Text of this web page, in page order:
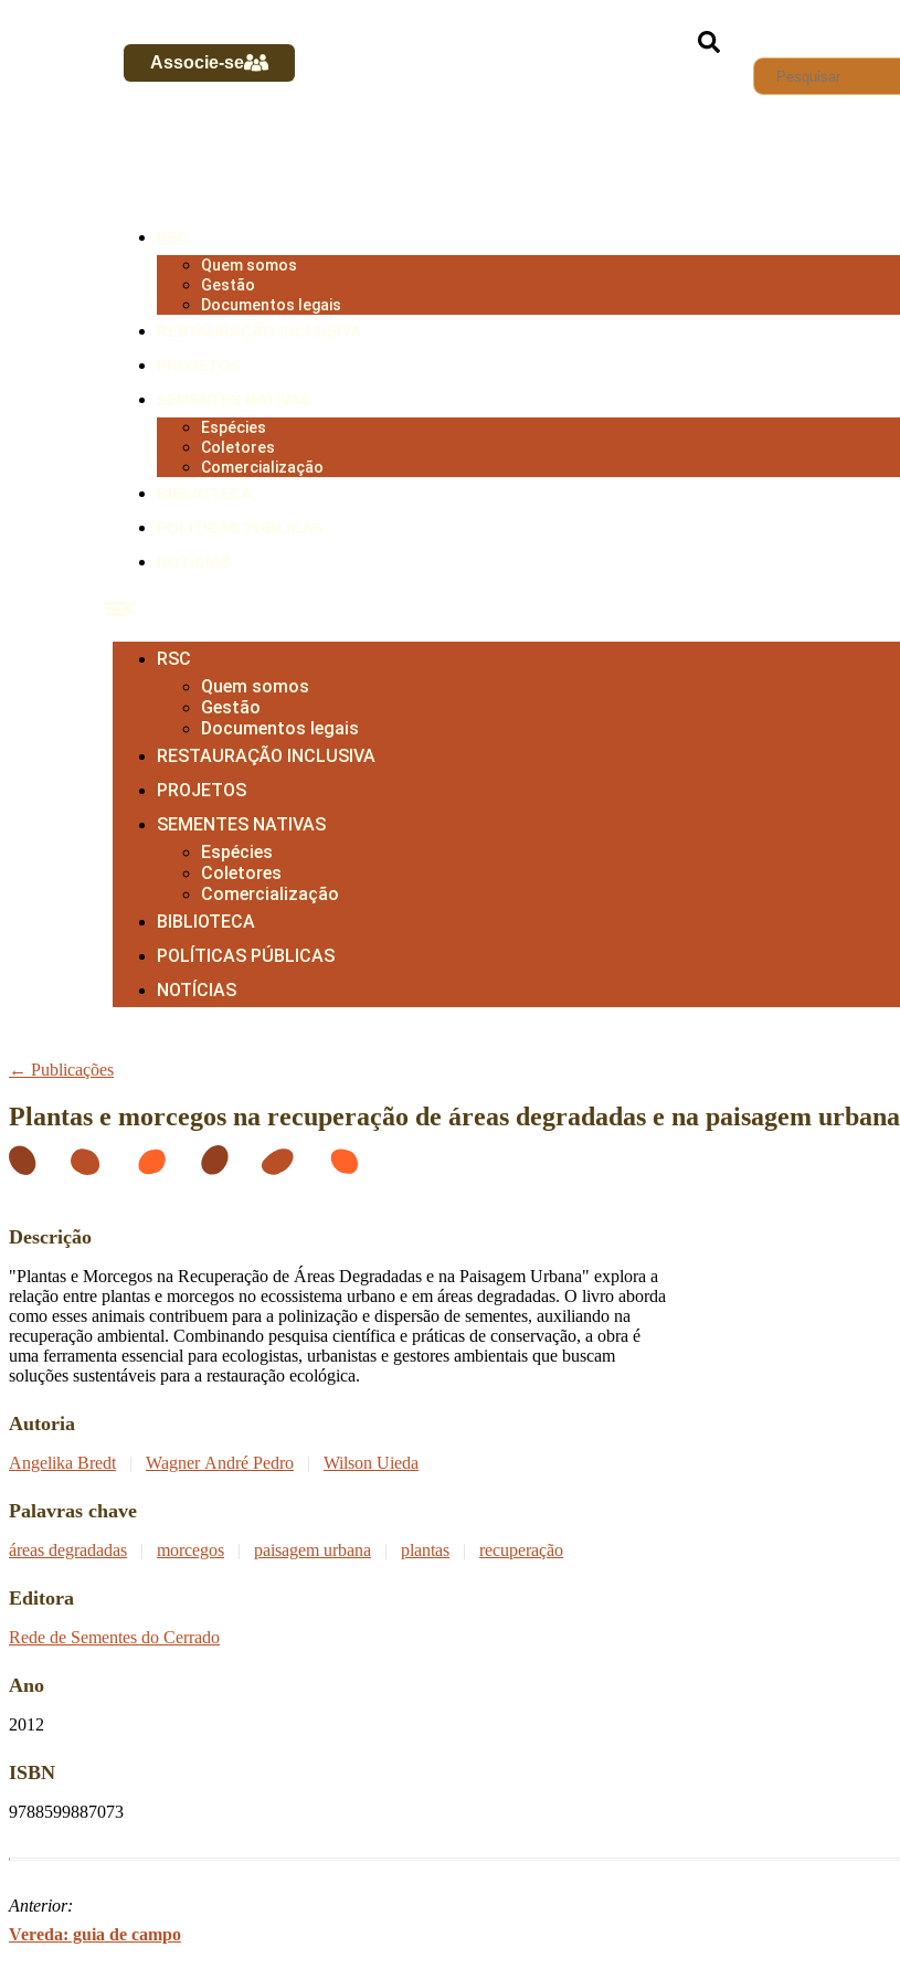
Associe-se
Quem somos
Gestão
Documentos legais
Espécies
Coletores
Comercialização
RSC
Quem somos
Gestão
Documentos legais
RESTAURAÇÃO INCLUSIVA
PROJETOS
SEMENTES NATIVAS
Espécies
Coletores
Comercialização
BIBLIOTECA
POLÍTICAS PÚBLICAS
NOTÍCIAS
← Publicações
Plantas e morcegos na recuperação de áreas degradadas e na paisagem urbana
Descrição
"Plantas e Morcegos na Recuperação de Áreas Degradadas e na Paisagem Urbana" explora a
relação entre plantas e morcegos no ecossistema urbano e em áreas degradadas. O livro aborda
como esses animais contribuem para a polinização e dispersão de sementes, auxiliando na
recuperação ambiental. Combinando pesquisa científica e práticas de conservação, a obra é
uma ferramenta essencial para ecologistas, urbanistas e gestores ambientais que buscam
soluções sustentáveis para a restauração ecológica.
Autoria
Angelika Bredt | Wagner André Pedro | Wilson Uieda
Palavras chave
áreas degradadas | morcegos | paisagem urbana | plantas | recuperação
Editora
Rede de Sementes do Cerrado
Ano
2012
ISBN
9788599887073
Anterior:
Vereda: guia de campo